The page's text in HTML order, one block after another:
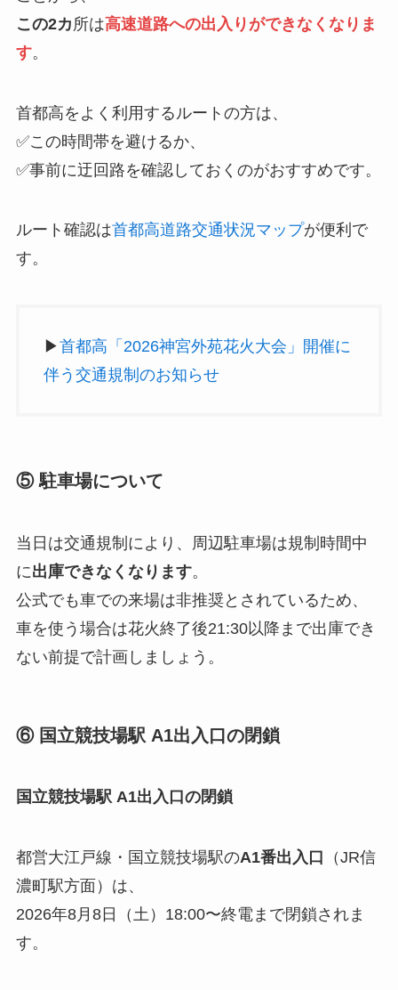
この2カ 所は高速道路への出入りができなくなりま
す。
首都高をよく利用するルートの方は、
✅この時間帯を避けるか、
✅事前に迂回路を確認しておくのがおすすめです。
ルート確認は首都高道路交通状況マップが便利で
す。
▶首都高「2026神宮外苑花火大会」開催に
伴う交通規制のお知らせ
⑤ 駐車場について
当日は交通規制により、周辺駐車場は規制時間中
に出庫できなくなります。
公式でも車での来場は非推奨とされているため、
車を使う場合は花火終了後21:30以降まで出庫でき
ない前提で計画しましょう。
⑥ 国立競技場駅 A1出入口の閉鎖
国立競技場駅 A1出入口の閉鎖
都営大江戸線・国立競技場駅のA1番出入口 （JR信
濃町駅方面）は、
2026年8月8日（土）18:00〜終電まで閉鎖されま
す。